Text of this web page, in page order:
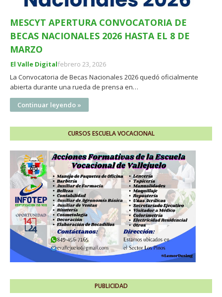
MESCYT APERTURA CONVOCATORIA DE
BECAS NACIONALES 2026 HASTA EL 8 DE
MARZO
El Valle Digitalfebrero 23, 2026
La Convocatoria de Becas Nacionales 2026 quedó oficialmente
abierta durante una rueda de prensa en…
Continuar leyendo »
CURSOS ESCUELA VOCACIONAL
PUBLICIDAD